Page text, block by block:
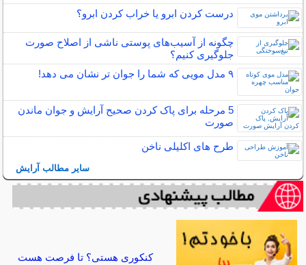
درست کردن ابرو یا خراب کردن ابرو؟
چگونه از آسیب‌های پوستی ناشی از اصلاح صورت
جلوگیری کنیم؟
۹ مدل مویی که شما را جوان تر نشان می دهد!
5 مرحله برای پاک کردن صحیح آرایش و جوان ماندن
صورت
طرح های اکلیلی ناخن
سایر مطالب آرایش
کنکوری هستی؟ تا فرصت هست